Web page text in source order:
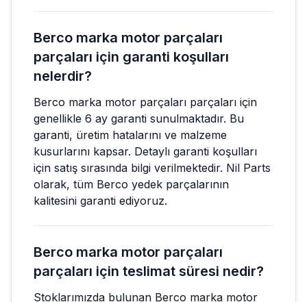
Berco marka motor parçaları
parçaları için garanti koşulları
nelerdir?
Berco marka motor parçaları parçaları için
genellikle 6 ay garanti sunulmaktadır. Bu
garanti, üretim hatalarını ve malzeme
kusurlarını kapsar. Detaylı garanti koşulları
için satış sırasında bilgi verilmektedir. Nil Parts
olarak, tüm Berco yedek parçalarının
kalitesini garanti ediyoruz.
Berco marka motor parçaları
parçaları için teslimat süresi nedir?
Stoklarımızda bulunan Berco marka motor